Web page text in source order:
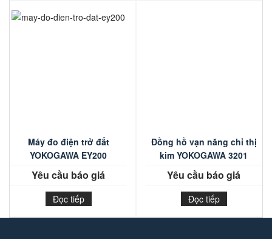
Máy đo điện trở đất
YOKOGAWA EY200
Yêu cầu báo giá
Đọc tiếp
Đồng hồ vạn năng chỉ thị
kim YOKOGAWA 3201
Yêu cầu báo giá
Đọc tiếp